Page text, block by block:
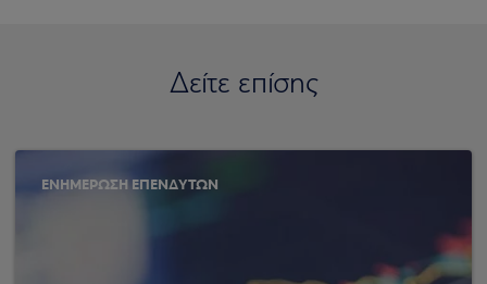
Δείτε επίσης
ΕΝΗΜΕΡΩΣΗ ΕΠΕΝΔΥΤΩΝ